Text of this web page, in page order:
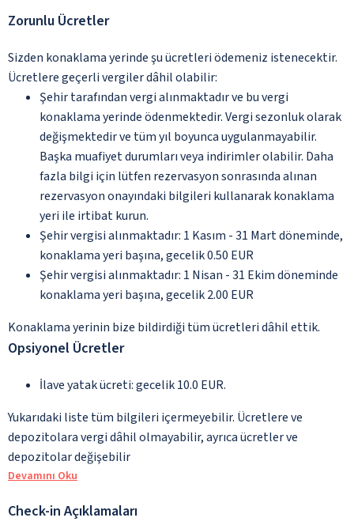
Zorunlu Ücretler
Sizden konaklama yerinde şu ücretleri ödemeniz istenecektir.
Ücretlere geçerli vergiler dâhil olabilir:
Şehir tarafından vergi alınmaktadır ve bu vergi
konaklama yerinde ödenmektedir. Vergi sezonluk olarak
değişmektedir ve tüm yıl boyunca uygulanmayabilir.
Başka muafiyet durumları veya indirimler olabilir. Daha
fazla bilgi için lütfen rezervasyon sonrasında alınan
rezervasyon onayındaki bilgileri kullanarak konaklama
yeri ile irtibat kurun.
Şehir vergisi alınmaktadır: 1 Kasım - 31 Mart döneminde,
konaklama yeri başına, gecelik 0.50 EUR
Şehir vergisi alınmaktadır: 1 Nisan - 31 Ekim döneminde
konaklama yeri başına, gecelik 2.00 EUR
Konaklama yerinin bize bildirdiği tüm ücretleri dâhil ettik.
Opsiyonel Ücretler
İlave yatak ücreti: gecelik 10.0 EUR.
Yukarıdaki liste tüm bilgileri içermeyebilir. Ücretlere ve
depozitolara vergi dâhil olmayabilir, ayrıca ücretler ve
depozitolar değişebilir
Devamını Oku
Check-in Açıklamaları